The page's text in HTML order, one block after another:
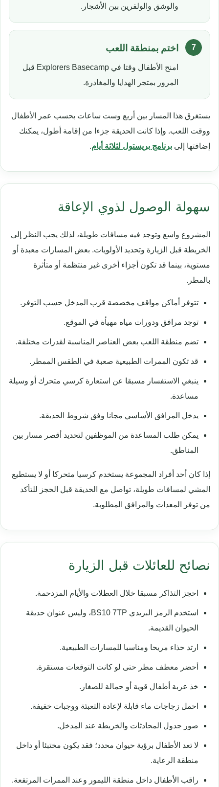
والوشق والولفرين بين الأشجار.
اختم بمنطقة اللعب
امنح الأطفال وقتا في Explorers Basecamp قبل
المرور بمتجر الهدايا والمغادرة.
يستغرق هذا المسار بين أربع وست ساعات بحسب عمر الأطفال
ووقت اللعب. وإذا كانت الحديقة جزءا من إقامة أطول، يمكنك
إضافتها إلى برنامج بريستول لثلاثة أيام.
سهولة الوصول لذوي الإعاقة
المشروع واسع وتوجد فيه مسافات طويلة، لذلك يجب النظر إلى
الخريطة قبل الزيارة وتحديد الأولويات. بعض المسارات معبدة أو
مستوية، بينما قد تكون أجزاء أخرى غير منتظمة أو متأثرة
بالمطر.
تتوفر أماكن مواقف مخصصة قرب المدخل حسب التوفر.
توجد مرافق ودورات مياه مهيأة في الموقع.
تضم منطقة اللعب بعض العناصر المناسبة لقدرات مختلفة.
قد تكون الممرات الطبيعية صعبة في الطقس الممطر.
ينبغي الاستفسار مسبقا عن استعارة كرسي متحرك أو وسيلة
مساعدة.
يدخل المرافق الأساسي مجانا وفق شروط الحديقة.
يمكن طلب المساعدة من الموظفين لتحديد أقصر مسار بين
المناطق.
إذا كان أحد أفراد المجموعة يستخدم كرسيا متحركا أو لا يستطيع
المشي لمسافات طويلة، تواصل مع الحديقة قبل الحجز للتأكد
من توفر المعدات والمرافق المطلوبة.
نصائح للعائلات قبل الزيارة
احجز التذاكر مسبقا خلال العطلات والأيام المزدحمة.
استخدم الرمز البريدي BS10 7TP، وليس عنوان حديقة
الحيوان القديمة.
ارتد حذاء مريحا ومناسبا للمسارات الطبيعية.
أحضر معطف مطر حتى لو كانت التوقعات مستقرة.
خذ عربة أطفال قوية أو حمالة للصغار.
احمل زجاجات ماء قابلة لإعادة التعبئة ووجبات خفيفة.
صور جدول المحادثات والخريطة عند المدخل.
لا تعد الأطفال برؤية حيوان محدد؛ فقد يكون مختبئا أو داخل
منطقة الرعاية.
راقب الأطفال داخل منطقة الليمور وعند الممرات المرتفعة.